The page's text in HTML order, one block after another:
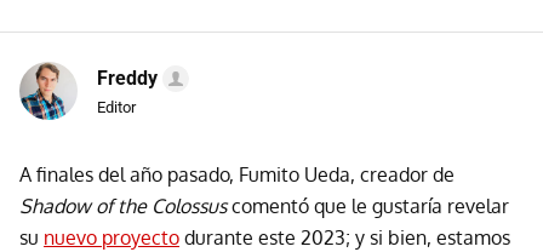
Freddy
Editor
A finales del año pasado, Fumito Ueda, creador de
Shadow of the Colossuscomentó que le gustaría revelar
su nuevo proyecto durante este 2023; y si bien, estamos